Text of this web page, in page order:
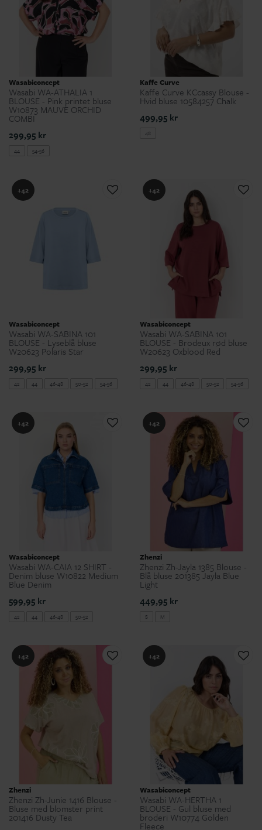
Wasabiconcept
Wasabi WA-ATHALIA 1
BLOUSE - Pink printet bluse
W10873 MAUVE ORCHID
COMBI
299,95 kr
44 54-56
Kaffe Curve
Kaffe Curve KCcassy Blouse -
Hvid bluse 10584257 Chalk
499,95 kr
48
+42
Wasabiconcept
Wasabi WA-SABINA 101
BLOUSE - Lyseblå bluse
W20623 Polaris Star
299,95 kr
42 44 46-48 50-52 54-56
+42
Wasabiconcept
Wasabi WA-SABINA 101
BLOUSE - Brodeux rød bluse
W20623 Oxblood Red
299,95 kr
42 44 46-48 50-52 54-56
+42
Wasabiconcept
Wasabi WA-CAIA 12 SHIRT -
Denim bluse W10822 Medium
Blue Denim
599,95 kr
42 44 46-48 50-52
+42
Zhenzi
Zhenzi Zh-Jayla 1385 Blouse -
Blå bluse 201385 Jayla Blue
Light
449,95 kr
S M
+42
Zhenzi
Zhenzi Zh-Junie 1416 Blouse -
Bluse med blomster print
201416 Dusty Tea
+42
Wasabiconcept
Wasabi WA-HERTHA 1
BLOUSE - Gul bluse med
broderi W10774 Golden
Fleece